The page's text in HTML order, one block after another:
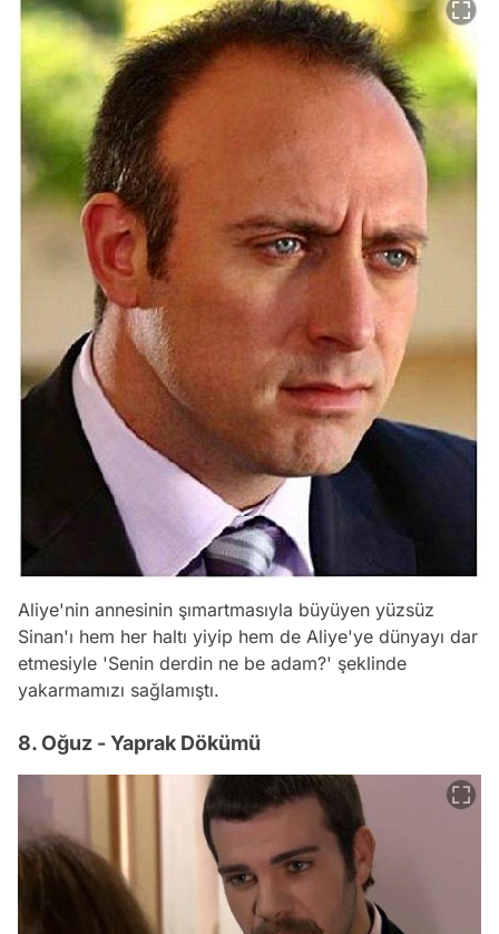
Aliye'nin annesinin şımartmasıyla büyüyen yüzsüz
Sinan'ı hem her haltı yiyip hem de Aliye'ye dünyayı dar
etmesiyle 'Senin derdin ne be adam?' şeklinde
yakarmamızı sağlamıştı.
8. Oğuz - Yaprak Dökümü